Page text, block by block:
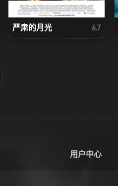
严肃的月光 6.7
用户中心